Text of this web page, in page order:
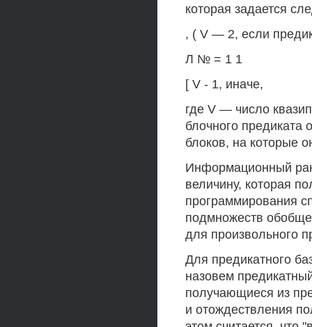
которая задается
, ( V — 2, если
Л № = 1 1
[ V - 1, иначе,
где V — число
блочного предиката
блоков, на которые
Информационный
величину, которая
программирования
подмножеств
для произвольного
Для предикатного
назовем
получающиеся из
и отождествления